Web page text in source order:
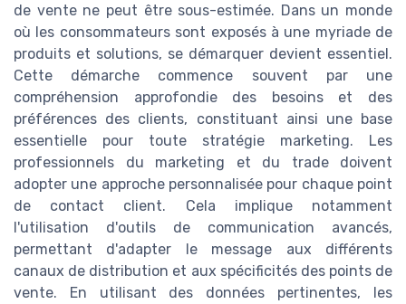
de vente ne peut être sous-estimée. Dans un monde
où les consommateurs sont exposés à une myriade de
produits et solutions, se démarquer devient essentiel.
Cette démarche commence souvent par une
compréhension approfondie des besoins et des
préférences des clients, constituant ainsi une base
essentielle pour toute stratégie marketing. Les
professionnels du marketing et du trade doivent
adopter une approche personnalisée pour chaque point
de contact client. Cela implique notamment
l'utilisation d'outils de communication avancés,
permettant d'adapter le message aux différents
canaux de distribution et aux spécificités des points de
vente. En utilisant des données pertinentes, les